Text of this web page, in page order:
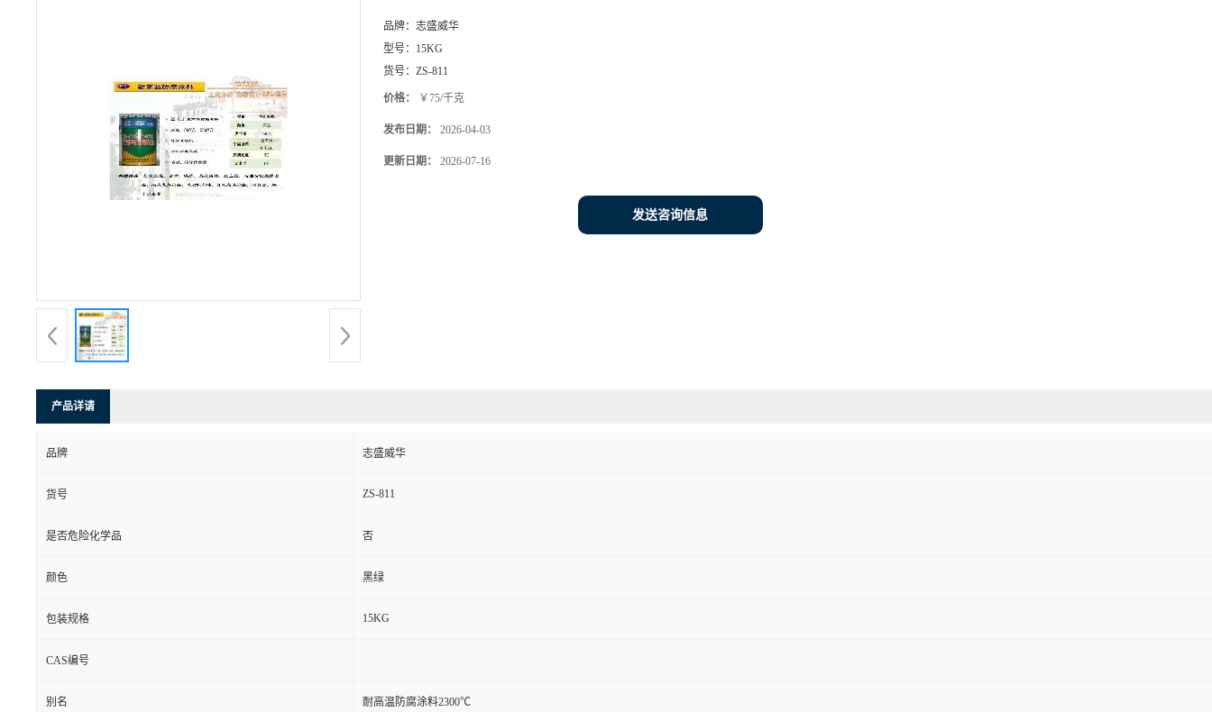
品牌： 志盛威华
型号： 15KG
货号： ZS-811
价格： ￥75/千克
发布日期： 2026-04-03
更新日期： 2026-07-16
发送咨询信息
产品详请
品牌 志盛威华
货号 ZS-811
是否危险化学品 否
颜色 黑绿
包装规格 15KG
CAS编号
别名 耐高温防腐涂料2300℃